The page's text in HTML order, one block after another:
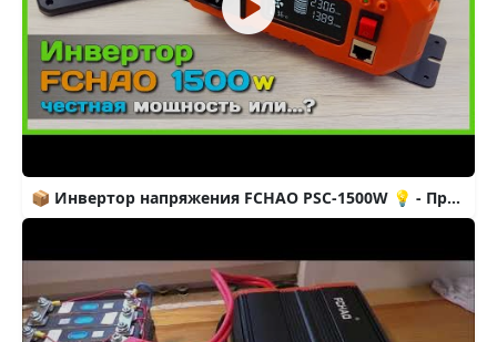
📦 Инвертор напряжения FCHAO PSC-1500W 💡 - Превращаем 12V в AC220V с чистой синусоидой